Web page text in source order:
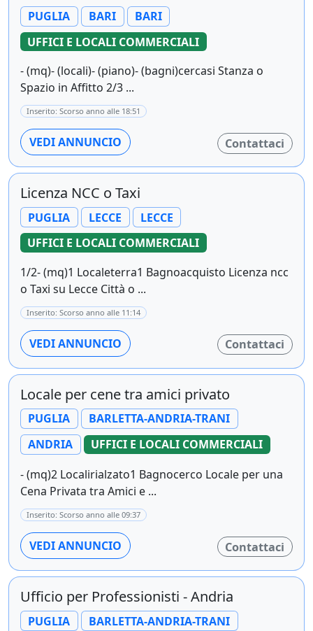
PUGLIA BARI
BARI
UFFICI E LOCALI COMMERCIALI
- (mq)- (locali)- (piano)- (bagni)cercasi Stanza o
Spazio in Affitto 2/3 ...
Inserito: Scorso anno alle 18:51
VEDI ANNUNCIO Contattaci
Licenza NCC o Taxi
PUGLIA LECCE
LECCE
UFFICI E LOCALI COMMERCIALI
1/2- (mq)1 Localeterra1 Bagnoacquisto Licenza ncc
o Taxi su Lecce Città o ...
Inserito: Scorso anno alle 11:14
VEDI ANNUNCIO Contattaci
Locale per cene tra amici privato
PUGLIA
BARLETTA-ANDRIA-TRANI
ANDRIA
UFFICI E LOCALI COMMERCIALI
- (mq)2 Localirialzato1 Bagnocerco Locale per una
Cena Privata tra Amici e ...
Inserito: Scorso anno alle 09:37
VEDI ANNUNCIO Contattaci
Ufficio per Professionisti - Andria
PUGLIA BARLETTA-ANDRIA-TRANI